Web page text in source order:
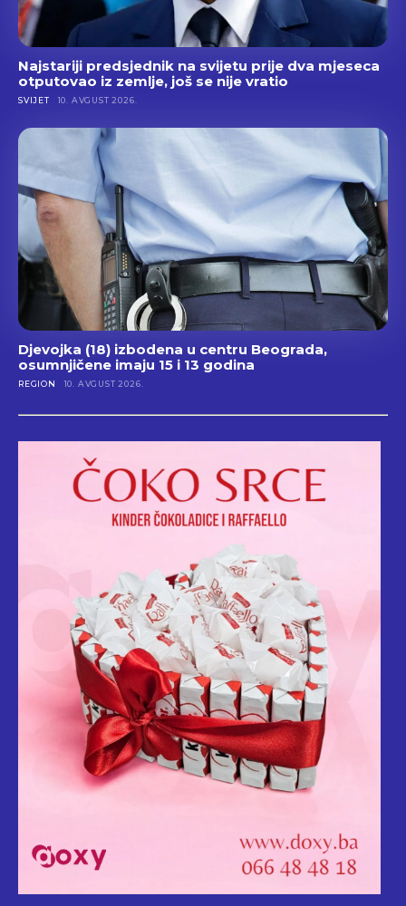
Najstariji predsjednik na svijetu prije dva mjeseca
otputovao iz zemlje, još se nije vratio
SVIJET 10. AVGUST 2026.
Djevojka (18) izbodena u centru Beograda,
osumnjičene imaju 15 i 13 godina
REGION 10. AVGUST 2026.